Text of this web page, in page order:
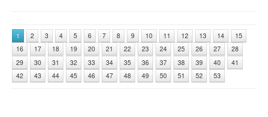
1 2 3 4 5 6 7 8 9 10 11 12 13 14
15
16
17 18 19 20 21 22 23 24 25 26 27
28
29
30 31 32 33 34 35 36 37 38 39 40
41
42
43 44 45 46 47 48 49 50 51 52 53